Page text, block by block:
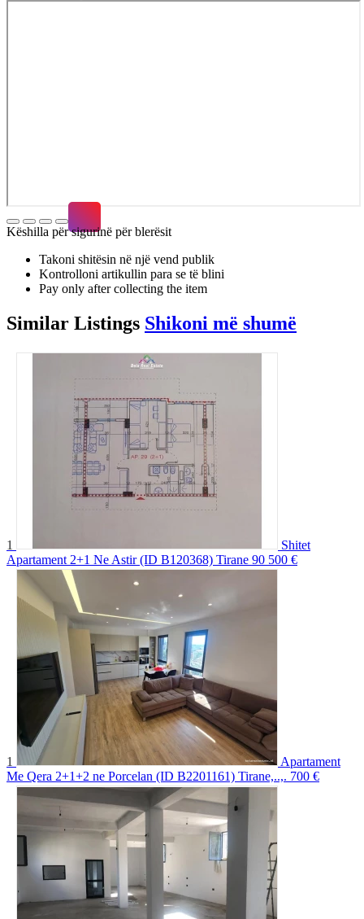
Këshilla për sigurinë për blerësit
Takoni shitësin në një vend publik
Kontrolloni artikullin para se të blini
Pay only after collecting the item
Similar Listings Shikoni më shumë
1
Shitet
Apartament 2+1 Ne Astir (ID B120368) Tirane 90 500 €
1
Apartament
Me Qera 2+1+2 ne Porcelan (ID B2201161) Tirane,..,. 700 €